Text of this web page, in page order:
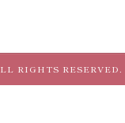
RIGHTS RESERVED.